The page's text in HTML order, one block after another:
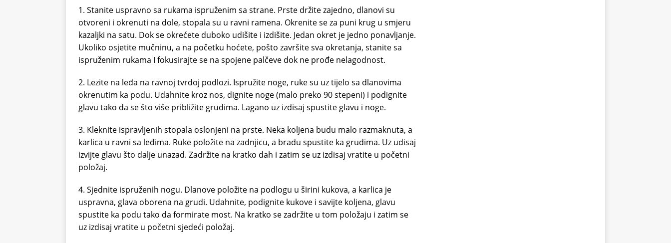
1. Stanite uspravno sa rukama ispruženim sa strane. Prste držite zajedno, dlanovi su
otvoreni i okrenuti na dole, stopala su u ravni ramena. Okrenite se za puni krug u smjeru
kazaljki na satu. Dok se okrećete duboko udišite i izdišite. Jedan okret je jedno ponavljanje.
Ukoliko osjetite mučninu, a na početku hoćete, pošto završite sva okretanja, stanite sa
ispruženim rukama I fokusirajte se na spojene palčeve dok ne prođe nelagodnost.
2. Lezite na leđa na ravnoj tvrdoj podlozi. Ispružite noge, ruke su uz tijelo sa dlanovima
okrenutim ka podu. Udahnite kroz nos, dignite noge (malo preko 90 stepeni) i podignite
glavu tako da se što više približite grudima. Lagano uz izdisaj spustite glavu i noge.
3. Kleknite ispravljenih stopala oslonjeni na prste. Neka koljena budu malo razmaknuta, a
karlica u ravni sa leđima. Ruke položite na zadnjicu, a bradu spustite ka grudima. Uz udisaj
izvijte glavu što dalje unazad. Zadržite na kratko dah i zatim se uz izdisaj vratite u početni
položaj.
4. Sjednite ispruženih nogu. Dlanove položite na podlogu u širini kukova, a karlica je
uspravna, glava oborena na grudi. Udahnite, podignite kukove i savijte koljena, glavu
spustite ka podu tako da formirate most. Na kratko se zadržite u tom položaju i zatim se
uz izdisaj vratite u početni sjedeći položaj.